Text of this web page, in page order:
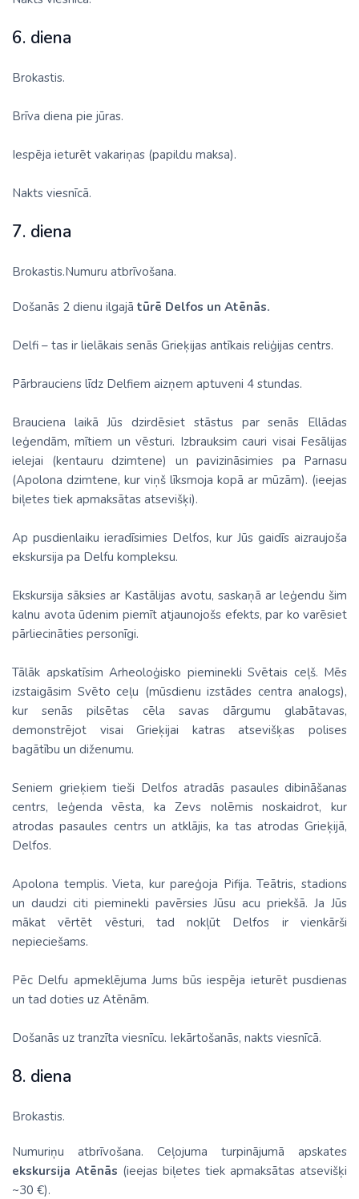
6. diena
Brokastis.
Brīva diena pie jūras.
Iespēja ieturēt vakariņas (papildu maksa).
Nakts viesnīcā.
7. diena
Brokastis.Numuru atbrīvošana.
Došanās 2 dienu ilgajā tūrē Delfos un Atēnās.
Delfi – tas ir lielākais senās Grieķijas antīkais reliģijas centrs.
Pārbrauciens līdz Delfiem aizņem aptuveni 4 stundas.
Brauciena laikā Jūs dzirdēsiet stāstus par senās Ellādas
leģendām, mītiem un vēsturi. Izbrauksim cauri visai Fesālijas
ielejai (kentauru dzimtene) un pavizināsimies pa Parnasu
(Apolona dzimtene, kur viņš līksmoja kopā ar mūzām). (ieejas
biļetes tiek apmaksātas atsevišķi).
Ap pusdienlaiku ieradīsimies Delfos, kur Jūs gaidīs aizraujoša
ekskursija pa Delfu kompleksu.
Ekskursija sāksies ar Kastālijas avotu, saskaņā ar leģendu šim
kalnu avota ūdenim piemīt atjaunojošs efekts, par ko varēsiet
pārliecināties personīgi.
Tālāk apskatīsim Arheoloģisko pieminekli Svētais ceļš. Mēs
izstaigāsim Svēto ceļu (mūsdienu izstādes centra analogs),
kur senās pilsētas cēla savas dārgumu glabātavas,
demonstrējot visai Grieķijai katras atsevišķas polises
bagātību un diženumu.
Seniem grieķiem tieši Delfos atradās pasaules dibināšanas
centrs, leģenda vēsta, ka Zevs nolēmis noskaidrot, kur
atrodas pasaules centrs un atklājis, ka tas atrodas Grieķijā,
Delfos.
Apolona templis. Vieta, kur pareģoja Pifija. Teātris, stadions
un daudzi citi pieminekli pavērsies Jūsu acu priekšā. Ja Jūs
mākat vērtēt vēsturi, tad nokļūt Delfos ir vienkārši
nepieciešams.
Pēc Delfu apmeklējuma Jums būs iespēja ieturēt pusdienas
un tad doties uz Atēnām.
Došanās uz tranzīta viesnīcu. Iekārtošanās, nakts viesnīcā.
8. diena
Brokastis.
Numuriņu atbrīvošana. Ceļojuma turpinājumā apskates
ekskursija Atēnās (ieejas biļetes tiek apmaksātas atsevišķi
~30 €).